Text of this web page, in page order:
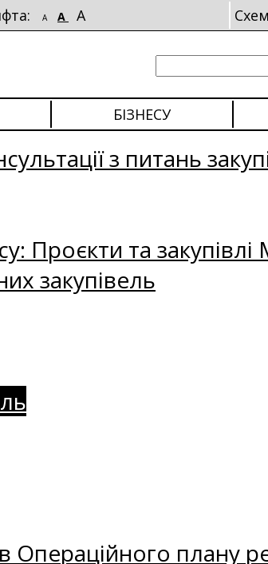
A A A
БІЗНЕСУ
з питань
Проєкти та
закупівель
плану